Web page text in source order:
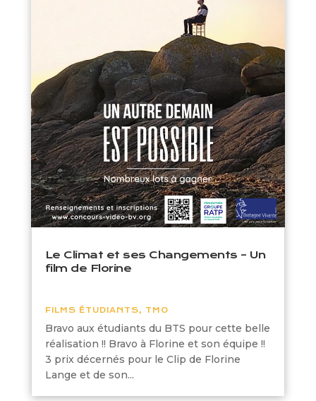
Le Climat et ses Changements – Un
film de Florine
FILMS ÉTUDIANTS, TMO
Bravo aux étudiants du BTS pour cette belle
réalisation !! Bravo à Florine et son équipe !!
3 prix décernés pour le Clip de Florine
Lange et de son...